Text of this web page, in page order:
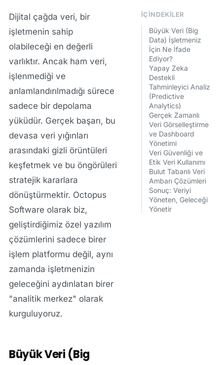
İÇINDEKILER
Büyük Veri (Big
Data) İşletmeniz
İçin Ne İfade
Ediyor?
Yapay Zeka
Destekli
Tahminleyici Analiz
(Predictive
Analytics)
Gerçek Zamanlı
Veri Görselleştirme
ve Dashboard
Yönetimi
Veri Güvenliği ve
Etik Veri Kullanımı
Bulut Tabanlı Veri
Ambarı Çözümleri
Sonuç: Veriyi
Yöneten, Geleceği
Yönetir
Dijital çağda veri, bir
işletmenin sahip
olabileceği en değerli
varlıktır. Ancak ham veri,
işlenmediği ve
anlamlandırılmadığı sürece
sadece bir depolama
yüküdür. Gerçek başarı, bu
devasa veri yığınları
arasındaki gizli örüntüleri
keşfetmek ve bu öngörüleri
stratejik kararlara
dönüştürmektir. Octopus
Software olarak biz,
geliştirdiğimiz özel yazılım
çözümlerini sadece birer
işlem platformu değil, aynı
zamanda işletmenizin
geleceğini aydınlatan birer
"analitik merkez" olarak
kurguluyoruz.
Büyük Veri (Big